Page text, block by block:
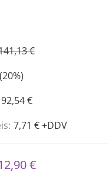
€
92,54 €
7,71 € +DDV
€